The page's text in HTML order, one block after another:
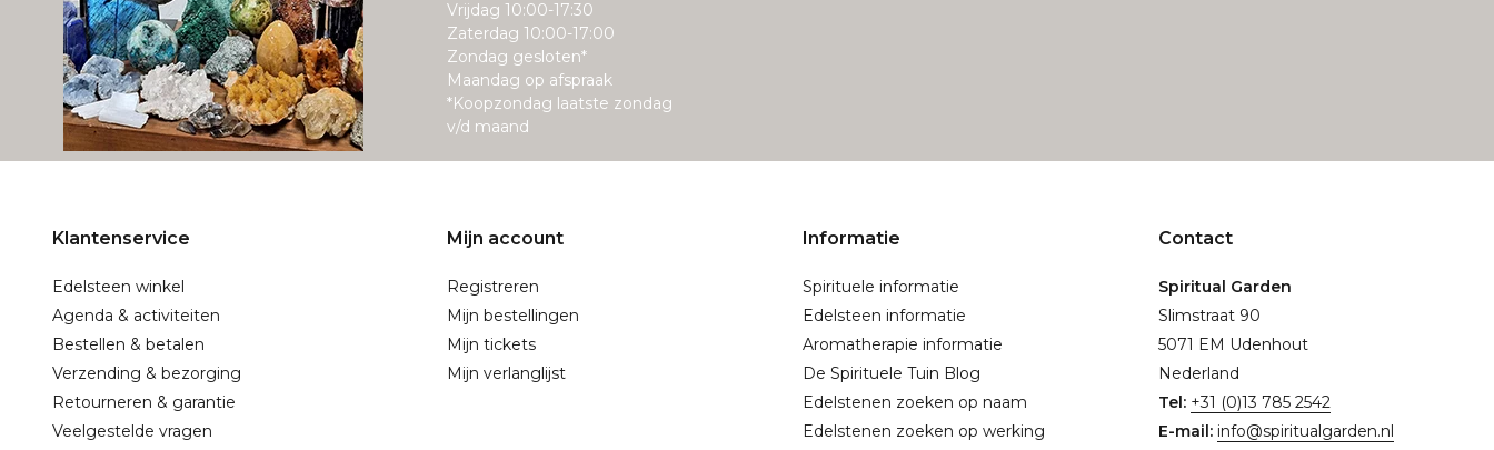
Vrijdag 10:00-17:30
Zaterdag 10:00-17:00
Zondag gesloten*
Maandag op afspraak
*Koopzondag laatste zondag
v/d maand
Klantenservice
Edelsteen winkel
Agenda & activiteiten
Bestellen & betalen
Verzending & bezorging
Retourneren & garantie
Veelgestelde vragen
Mijn account
Registreren
Mijn bestellingen
Mijn tickets
Mijn verlanglijst
Informatie
Spirituele informatie
Edelsteen informatie
Aromatherapie informatie
De Spirituele Tuin Blog
Edelstenen zoeken op naam
Edelstenen zoeken op werking
Contact
Spiritual Garden
Slimstraat 90
5071 EM Udenhout
Nederland
Tel: +31 (0)13 785 2542
E-mail: info@spiritualgarden.nl